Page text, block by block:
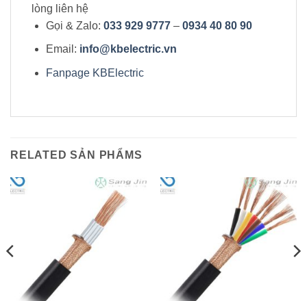
lòng liên hệ
Gọi & Zalo: 033 929 9777 – 0934 40 80 90
Email: info@kbelectric.vn
Fanpage KBElectric
RELATED SẢN PHẨMS